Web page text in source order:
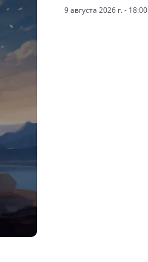
9 августа 2026 г. - 18:00